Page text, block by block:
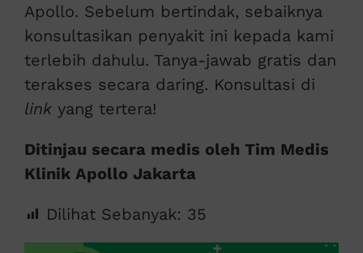
Apollo. Sebelum bertindak, sebaiknya
konsultasikan penyakit ini kepada kami
terlebih dahulu. Tanya-jawab gratis dan
terakses secara daring. Konsultasi di
link yang tertera!
Ditinjau secara medis oleh Tim Medis
Klinik Apollo Jakarta
Dilihat Sebanyak: 35